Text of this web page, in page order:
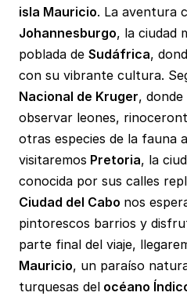
isla Mauricio. La aventura
Johannesburgo, la ciudad
poblada de Sudáfrica,
con su vibrante cultura.
Nacional de Kruger,
observar leones,
otras especies de la fauna
visitaremos Pretoria, la
conocida por sus calles
Ciudad del Cabo nos
pintorescos barrios y
parte final del viaje,
Mauricio, un paraíso
turquesas del océano